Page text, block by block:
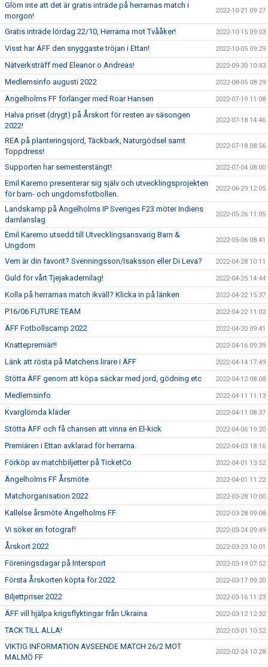
Glöm inte att det är gratis inträde på herrarnas match i
morgon!
2022-10-21 09:27
Gratis inträde lördag 22/10, Herrarna mot Tvååker! 2022-10-15 09:03
Visst har ÄFF den snyggaste tröjan i Ettan! 2022-10-05 09:29
Nätverksträff med Eleanor o Andreas! 2022-09-30 10:43
Medlemsinfo augusti 2022 2022-08-05 08:29
Ängelholms FF förlänger med Roar Hansen 2022-07-19 11:08
Halva priset (drygt) på Årskort för resten av säsongen
2022!
2022-07-18 14:46
REA på planteringsjord, Täckbark, Naturgödsel samt
Toppdress!
2022-07-18 08:56
Supporten har semesterstängt! 2022-07-04 08:00
Emil Karemo presenterar sig själv och utvecklingsprojekten
för barn- och ungdomsfotbollen.
2022-06-29 12:05
Landskamp på Ängelholms IP Sveriges F23 möter Indiens
damlanslag
2022-05-26 11:05
Emil Karemo utsedd till Utvecklingsansvarig Barn &
Ungdom
2022-05-06 08:41
Vem är din favorit? Svenningsson/Isaksson eller Di Leva? 2022-04-28 10:11
Guld för vårt Tjejakademilag! 2022-04-25 14:44
Kolla på herrarnas match ikväll? Klicka in på länken 2022-04-22 15:37
P16/06 FUTURE TEAM 2022-04-22 11:02
ÄFF Fotbollscamp 2022 2022-04-20 09:41
Knattepremiär!! 2022-04-16 09:39
Länk att rösta på Matchens lirare i ÄFF 2022-04-14 17:49
Stötta ÄFF genom att köpa säckar med jord, gödning etc 2022-04-12 08:08
Medlemsinfo 2022-04-11 11:13
Kvarglömda kläder 2022-04-11 08:37
Stötta ÄFF och få chansen att vinna en El-kick 2022-04-06 19:20
Premiären i Ettan avklarad för herrarna. 2022-04-03 18:16
Förköp av matchbiljetter på TicketCo 2022-04-01 13:52
Ängelholms FF Årsmöte 2022-04-01 11:22
Matchorganisation 2022 2022-03-28 10:00
Kallelse årsmöte Ängelholms FF 2022-03-28 09:08
Vi söker en fotograf! 2022-03-24 09:49
Årskort 2022 2022-03-23 10:01
Föreningsdagar på Intersport 2022-03-19 07:52
Första Årskorten köpta för 2022 2022-03-17 09:20
Biljettpriser 2022 2022-03-16 11:23
ÄFF vill hjälpa krigsflyktingar från Ukraina 2022-03-12 12:32
TACK TILL ALLA! 2022-03-01 10:52
VIKTIG INFORMATION AVSEENDE MATCH 26/2 MOT
MALMÖ FF
2022-02-24 10:28